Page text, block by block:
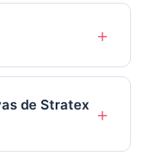
de Stratex